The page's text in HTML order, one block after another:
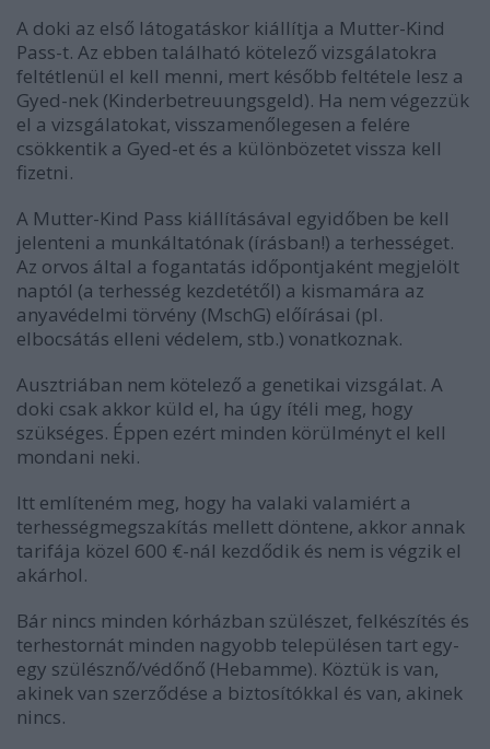
A doki az első látogatáskor kiállítja a Mutter-Kind
Pass-t. Az ebben található kötelező vizsgálatokra
feltétlenül el kell menni, mert később feltétele lesz a
Gyed-nek (Kinderbetreuungsgeld). Ha nem végezzük
el a vizsgálatokat, visszamenőlegesen a felére
csökkentik a Gyed-et és a különbözetet vissza kell
fizetni.
A Mutter-Kind Pass kiállításával egyidőben be kell
jelenteni a munkáltatónak (írásban!) a terhességet.
Az orvos által a fogantatás időpontjaként megjelölt
naptól (a terhesség kezdetétől) a kismamára az
anyavédelmi törvény (MschG) előírásai (pl.
elbocsátás elleni védelem, stb.) vonatkoznak.
Ausztriában nem kötelező a genetikai vizsgálat. A
doki csak akkor küld el, ha úgy ítéli meg, hogy
szükséges. Éppen ezért minden körülményt el kell
mondani neki.
Itt említeném meg, hogy ha valaki valamiért a
terhességmegszakítás mellett döntene, akkor annak
tarifája közel 600 €-nál kezdődik és nem is végzik el
akárhol.
Bár nincs minden kórházban szülészet, felkészítés és
terhestornát minden nagyobb településen tart egy-
egy szülésznő/védőnő (Hebamme). Köztük is van,
akinek van szerződése a biztosítókkal és van, akinek
nincs.